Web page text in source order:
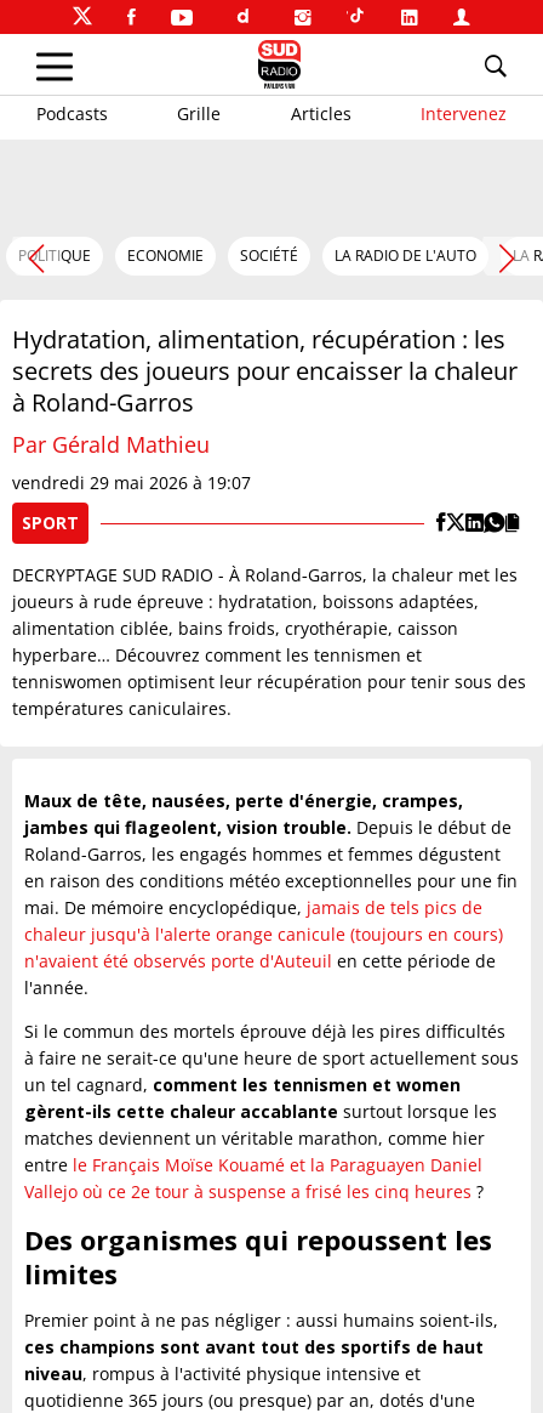
Podcasts Grille Articles Intervenez
POLITIQUE ECONOMIE SOCIÉTÉ LA RADIO DE L'AUTO LA
Hydratation, alimentation, récupération : les
secrets des joueurs pour encaisser la chaleur
à Roland-Garros
Par Gérald Mathieu
vendredi 29 mai 2026 à 19:07
SPORT
DECRYPTAGE SUD RADIO - À Roland‑Garros, la chaleur met les
joueurs à rude épreuve : hydratation, boissons adaptées,
alimentation ciblée, bains froids, cryothérapie, caisson
hyperbare… Découvrez comment les tennismen et
tenniswomen optimisent leur récupération pour tenir sous des
températures caniculaires.
Maux de tête, nausées, perte d'énergie, crampes,
jambes qui flageolent, vision trouble. Depuis le début de
Roland-Garros, les engagés hommes et femmes dégustent
en raison des conditions météo exceptionnelles pour une fin
mai. De mémoire encyclopédique, jamais de tels pics de
chaleur jusqu'à l'alerte orange canicule (toujours en cours)
n'avaient été observés porte d'Auteuil en cette période de
l'année.
Si le commun des mortels éprouve déjà les pires difficultés
à faire ne serait-ce qu'une heure de sport actuellement sous
un tel cagnard, comment les tennismen et women
gèrent-ils cette chaleur accablante surtout lorsque les
matches deviennent un véritable marathon, comme hier
entre le Français Moïse Kouamé et la Paraguayen Daniel
Vallejo où ce 2e tour à suspense a frisé les cinq heures ?
Des organismes qui repoussent les
limites
Premier point à ne pas négliger : aussi humains soient-ils,
ces champions sont avant tout des sportifs de haut
niveau, rompus à l'activité physique intensive et
quotidienne 365 jours (ou presque) par an, dotés d'une